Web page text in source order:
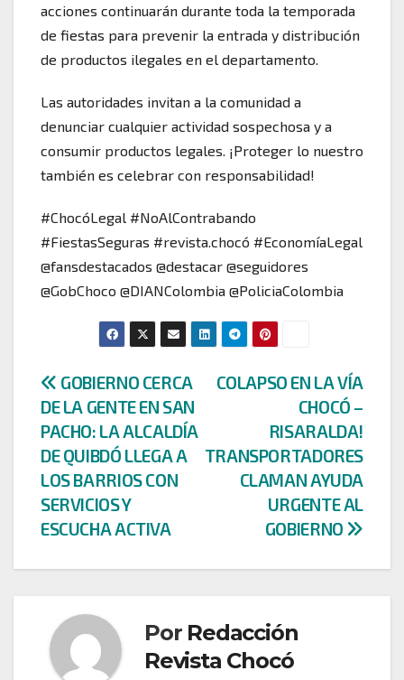
acciones continuarán durante toda la temporada
de fiestas para prevenir la entrada y distribución
de productos ilegales en el departamento.
Las autoridades invitan a la comunidad a
denunciar cualquier actividad sospechosa y a
consumir productos legales. ¡Proteger lo nuestro
también es celebrar con responsabilidad!
#ChocóLegal #NoAlContrabando
#FiestasSeguras #revista.chocó #EconomíaLegal
@fansdestacados @destacar @seguidores
@GobChoco @DIANColombia @PoliciaColombia
Navegación
de
entradas
COLAPSO EN LA VÍA
CHOCÓ –
RISARALDA!
TRANSPORTADORES
CLAMAN AYUDA
URGENTE AL
GOBIERNO
GOBIERNO CERCA
DE LA GENTE EN SAN
PACHO: LA ALCALDÍA
DE QUIBDÓ LLEGA A
LOS BARRIOS CON
SERVICIOS Y
ESCUCHA ACTIVA
Por Redacción
Revista Chocó